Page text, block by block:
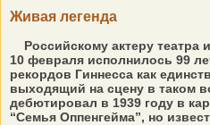
Живая легенда
Российскому актеру
10 февраля исполнилось 99
рекордов Гиннесса как
выходящий на сцену в таком
дебютировал в 1939 году в
“Семья Оппенгейма”, но